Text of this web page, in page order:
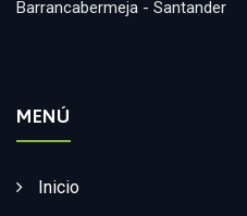
Barrancabermeja - Santander
MENÚ
Inicio